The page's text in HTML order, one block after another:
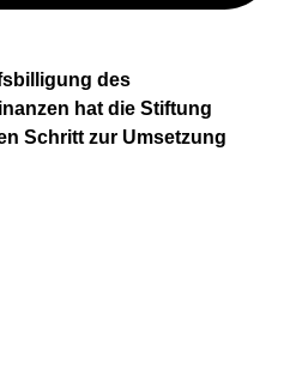
des
hat die Stiftung
Schritt zur Umsetzung